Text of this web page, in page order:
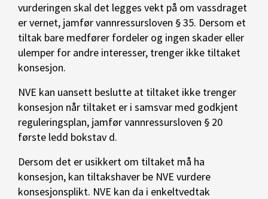
vurderingen skal det legges vekt på om vassdraget
er vernet, jamfør vannressursloven § 35. Dersom et
tiltak bare medfører fordeler og ingen skader eller
ulemper for andre interesser, trenger ikke tiltaket
konsesjon.
NVE kan uansett beslutte at tiltaket ikke trenger
konsesjon når tiltaket er i samsvar med godkjent
reguleringsplan, jamfør vannressursloven § 20
første ledd bokstav d.
Dersom det er usikkert om tiltaket må ha
konsesjon, kan tiltakshaver be NVE vurdere
konsesjonsplikt. NVE kan da i enkeltvedtak